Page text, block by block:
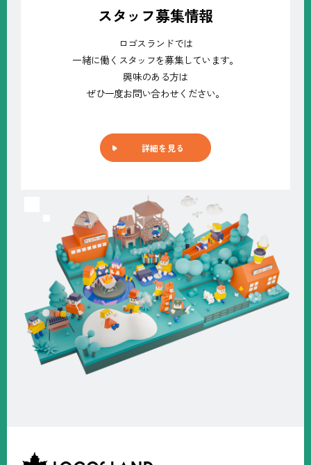
スタッフ募集情報
ロゴスランドでは
一緒に働くスタッフを募集しています。
興味のある方は
ぜひ一度お問い合わせください。
詳細を見る